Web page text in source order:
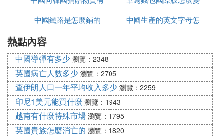
習俗：穿針乞巧、祈禱福祿壽、禮拜七姐、女紅
七夕節是我國傳統節日中最具浪漫色彩的一個節日，
也是過去姑娘們最為重視的日子。相傳農歷七月七日
夜或七月六日夜婦女在庭院向織女星乞求智巧，故稱
為「乞巧」。
婦女們穿針乞巧，祈禱福祿壽活動，禮拜七姐，儀式
虔誠而隆重，陳列花果、女紅，各式傢具、用具都精
美小巧、惹人喜愛。
哪些
為中國版
中國鐵路是怎麼鋪的
中國生產的英文字母怎
熱點內容
中國導彈有多少 瀏覽：2348
英國病亡人數多少 瀏覽：2705
查伊朗人口一年平均收入多少 瀏覽：2259
印尼1美元能買什麼 瀏覽：1943
越南有什麼特殊市場 瀏覽：1795
英國貴族怎麼消亡的 瀏覽：1820